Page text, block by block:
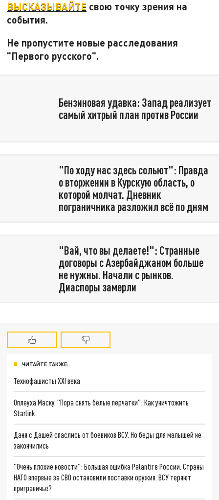
ВЫСКАЗЫВАЙТЕ свою точку зрения на
события.
Не пропустите новые расследования
"Первого русского".
Бензиновая удавка: Запад реализует
самый хитрый план против России
"По ходу нас здесь сольют": Правда
о вторжении в Курскую область, о
которой молчат. Дневник
пограничника разложил всё по дням
"Вай, что вы делаете!": Странные
договоры с Азербайджаном больше
не нужны. Начали с рынков.
Диаспоры замерли
ЧИТАЙТЕ ТАКЖЕ:
Технофашисты XXI века
Оплеуха Маску. "Пора снять белые перчатки": Как уничтожить
Starlink
Даня с Дашей спаслись от боевиков ВСУ. Но беды для малышей не
закончились
"Очень плохие новости": Большая ошибка Palantir в России. Страны
НАТО впервые за СВО остановили поставки оружия. ВСУ теряют
приграничье?